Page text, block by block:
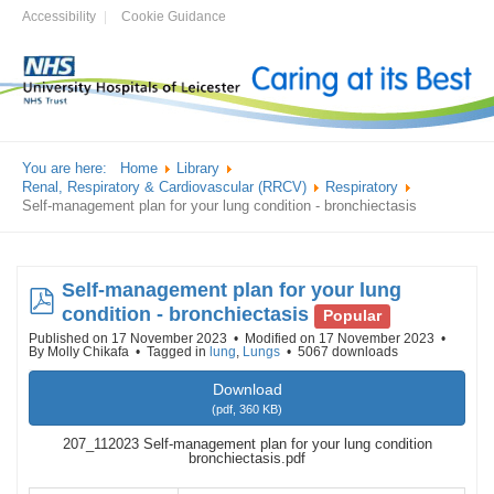
Accessibility Cookie Guidance
You are here: Home
Library
Renal, Respiratory & Cardiovascular (RRCV)
Respiratory
Self-management plan for your lung condition - bronchiectasis
pdf
Self-management plan for your lung
condition - bronchiectasis
Popular
Published on 17 November 2023
Modified on 17 November 2023
By Molly Chikafa Tagged in lung, Lungs 5067 downloads
Download
(pdf, 360 KB)
207_112023 Self-management plan for your lung condition
bronchiectasis.pdf